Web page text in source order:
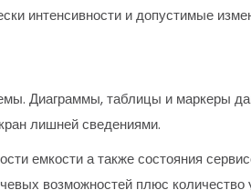
интенсивности и допустимые
Диаграммы, таблицы и маркеры
лишней сведениями.
емкости а также состояния
возможностей плюс